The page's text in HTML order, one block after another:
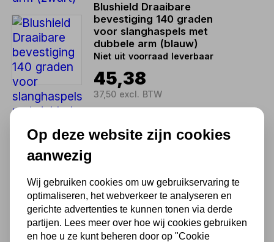
Blushield Draaibare
bevestiging 140 graden
voor slanghaspels met
dubbele arm (blauw)
Niet uit voorraad leverbaar
45,38
37,50 excl. BTW
Blubird Draaibare
90,75
75,00 excl. BTW
Op deze website zijn cookies
aanwezig
Wij gebruiken cookies om uw gebruikservaring te
optimaliseren, het webverkeer te analyseren en
gerichte advertenties te kunnen tonen via derde
partijen. Lees meer over hoe wij cookies gebruiken
en hoe u ze kunt beheren door op "Cookie